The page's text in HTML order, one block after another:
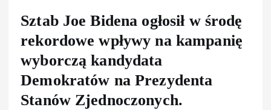
Sztab Joe Bidena ogłosił w środę
rekordowe wpływy na kampanię
wyborczą kandydata
Demokratów na Prezydenta
Stanów Zjednoczonych.